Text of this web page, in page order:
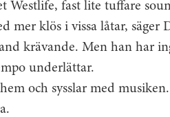
Westlife, fast lite tuffare
mer klös i vissa låtar, säger
krävande. Men han har
underlättar.
och sysslar med musiken.